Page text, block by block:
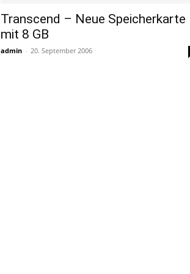
Transcend – Neue Speicherkarte
mit 8 GB
admin - 20. September 2006